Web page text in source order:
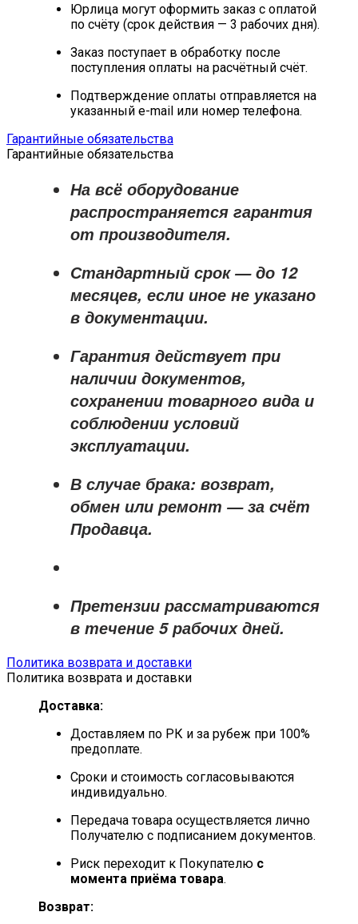
Юрлица могут оформить заказ с оплатой
по счёту (срок действия — 3 рабочих дня).
Заказ поступает в обработку после
поступления оплаты на расчётный счёт.
Подтверждение оплаты отправляется на
указанный e-mail или номер телефона.
Гарантийные обязательства
Гарантийные обязательства
На всё оборудование
распространяется гарантия
от производителя.
Стандартный срок — до 12
месяцев, если иное не указано
в документации.
Гарантия действует при
наличии документов,
сохранении товарного вида и
соблюдении условий
эксплуатации.
В случае брака: возврат,
обмен или ремонт —за счёт
Продавца.
Претензии рассматриваются
в течение 5 рабочих дней.
Политика возврата и доставки
Политика возврата и доставки
Доставка:
Доставляем по РК и за рубеж при 100%
предоплате.
Сроки и стоимость согласовываются
индивидуально.
Передача товара осуществляется лично
Получателю с подписанием документов.
Риск переходит к Покупателю с
момента приёма товара.
Возврат: